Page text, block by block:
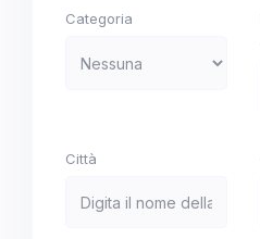
Categoria
Città